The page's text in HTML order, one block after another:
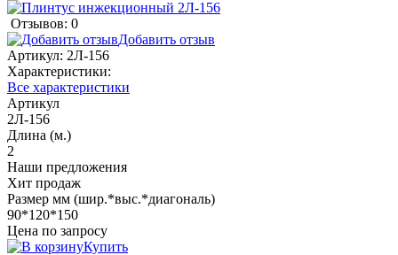
Отзывов: 0
Добавить отзыв
Артикул: 2Л-156
Характеристики:
Все характеристики
Артикул
2Л-156
Длина (м.)
2
Наши предложения
Хит продаж
Размер мм (шир.*выс.*диагональ)
90*120*150
Цена по запросу
Купить